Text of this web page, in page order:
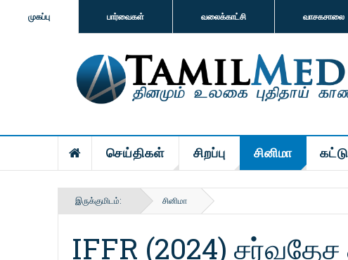
முகப்பு பார்வைகள் வலைக்காட்சி வாசகசாலை
செய்திகள் சிறப்பு சினிமா
இருக்குமிடம்: சினிமா
IFFR (2024) சர்வதேச